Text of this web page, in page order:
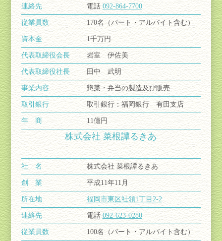
連絡先 電話092-864-7700
従業員数 170名（パート・アルバイト含む）
資本金 1千万円
代表取締役会長 岩室 伊佐美
代表取締役社長 田中 武明
事業内容 惣菜・弁当の製造及び販売
取引銀行 取引銀行：福岡銀行 有田支店
年 商 11億円
株式会社 菜根譚るきあ
社 名 株式会社 菜根譚るきあ
創 業 平成11年11月
所在地 福岡市東区社領1丁目2-2
連絡先 電話092-623-0280
従業員数 100名（パート・アルバイト含む）